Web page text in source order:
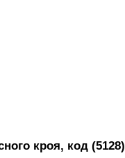
кроя, код (5128)